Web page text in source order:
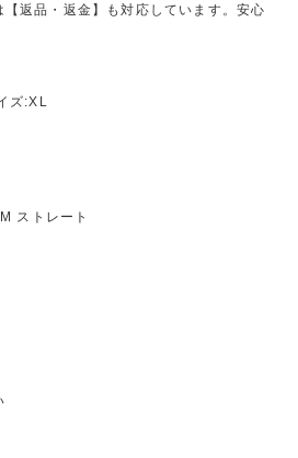
【返品・返金】も対応しています。安心
ズ:XL
ストレート